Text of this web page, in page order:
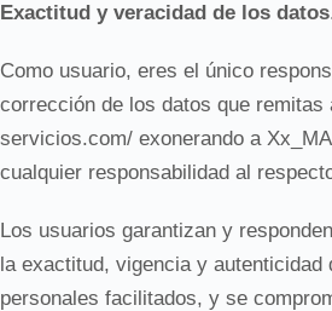
Exactitud y veracidad de los datos
Como usuario, eres el único
corrección de los datos que remitas
servicios.com/ exonerando a
cualquier responsabilidad al
Los usuarios garantizan y
la exactitud, vigencia y autenticidad
personales facilitados, y se